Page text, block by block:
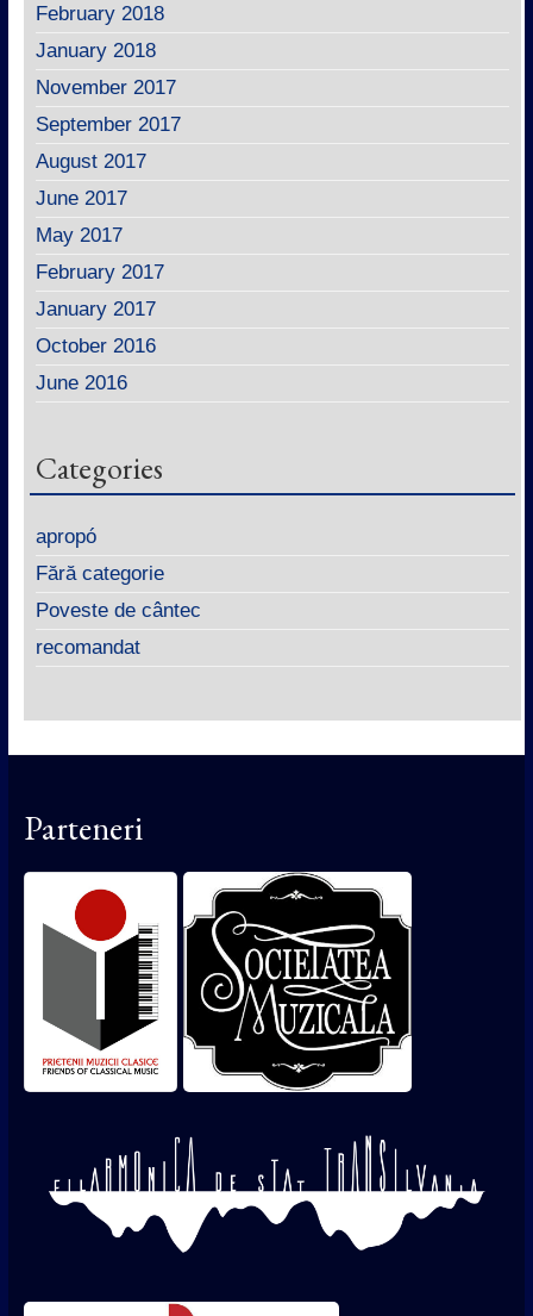
February 2018
January 2018
November 2017
September 2017
August 2017
June 2017
May 2017
February 2017
January 2017
October 2016
June 2016
Categories
apropó
Fără categorie
Poveste de cântec
recomandat
Parteneri